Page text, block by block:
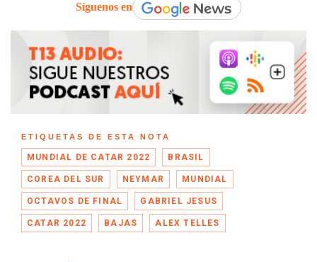
Síguenos en
ETIQUETAS DE ESTA NOTA
MUNDIAL DE CATAR 2022 BRASIL
COREA DEL SUR NEYMAR MUNDIAL
OCTAVOS DE FINAL GABRIEL JESUS
CATAR 2022 BAJAS ALEX TELLES